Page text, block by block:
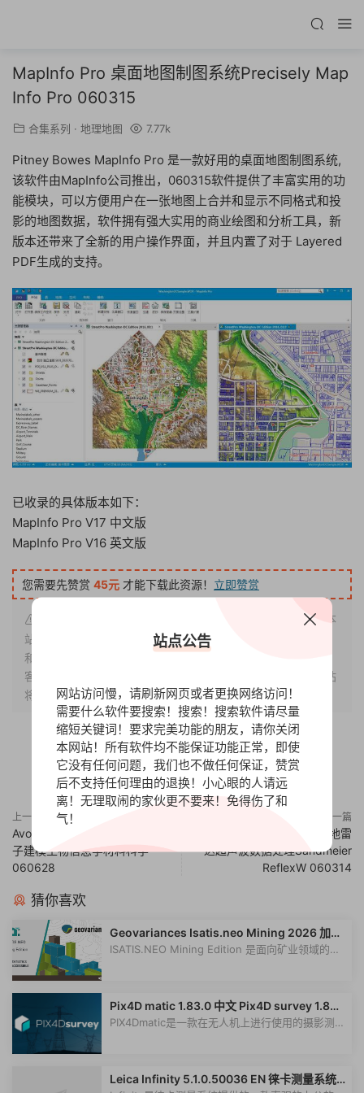
MapInfo Pro 桌面地图制图系统Precisely Map
Info Pro 060315
合集系列 · 地理地图 7.77k
Pitney Bowes MapInfo Pro 是一款好用的桌面地图制图系统,
该软件由MapInfo公司推出，060315软件提供了丰富实用的功
能模块，可以方便用户在一张地图上合并和显示不同格式和投
影的地图数据，软件拥有强大实用的商业绘图和分析工具，新
版本还带来了全新的用户操作界面，并且内置了对于 Layered
PDF生成的支持。
已收录的具体版本如下：
MapInfo Pro V17 中文版
MapInfo Pro V16 英文版
您需要先赞赏 45元 才能下载此资源！ 立即赞赏
声明：本站内容仅限用于测试、学习环境使用！在未征得本
站同意时，禁止复制、盗用、采集、发布本站内容到任何网站
和媒体平台。如若本站内容侵犯了原著者的合法权益，请联系
客服或发送邮件：gosoftvip@163.com「需要权利证明」本站
将及时下架相应内容！
0 0
上一篇
Avogadro 分子编辑器计算化学分
子建模生物信息学材料科学
060628
下一篇
【合集】Reflex 授权地震探地雷
达超声波数据处理Sandmeier
ReflexW 060314
猜你喜欢
Geovariances Isatis.neo Mining 2026 加密
狗版 矿业专用地质统计学软件
ISATIS.NEO Mining Edition 是面向矿业领域的专
Pix4D matic 1.83.0 中文 Pix4D survey 1.83.
0 中文 一机一码授权版 专业的摄影测量Pix4D
PIX4Dmatic是一款在无人机上进行使用的摄影测量
Leica Infinity 5.1.0.50036 EN 徕卡测量系统L
站点公告
网站访问慢，请刷新网页或者更换网络访问！
需要什么软件要搜索！搜索！搜索软件请尽量
缩短关键词！要求完美功能的朋友，请你关闭
本网站！所有软件均不能保证功能正常，即使
它没有任何问题，我们也不做任何保证，赞赏
后不支持任何理由的退换！小心眼的人请远
离！无理取闹的家伙更不要来！免得伤了和
气！